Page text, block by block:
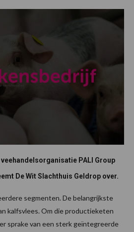
PALI Group
De Wit Slachthuis Geldrop over.
segmenten. De belangrijkste
kalfsvlees. Om die productieketen
sprake van een sterk geïntegreerde